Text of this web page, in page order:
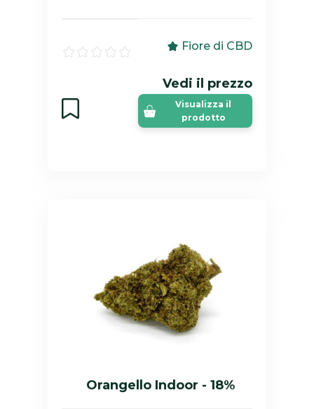
Fiore di CBD
Vedi il prezzo
Visualizza il
prodotto
Orangello Indoor - 18%